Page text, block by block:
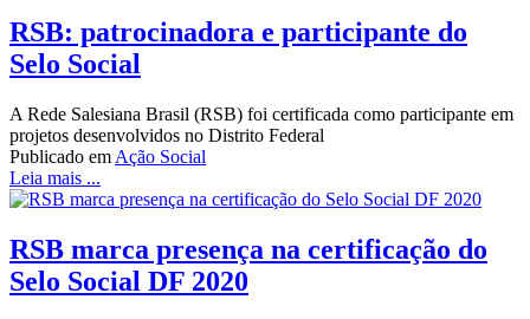
RSB: patrocinadora e participante do
Selo Social
A Rede Salesiana Brasil (RSB) foi certificada como participante em
projetos desenvolvidos no Distrito Federal
Publicado em Ação Social
Leia mais ...
RSB marca presença na certificação do
Selo Social DF 2020